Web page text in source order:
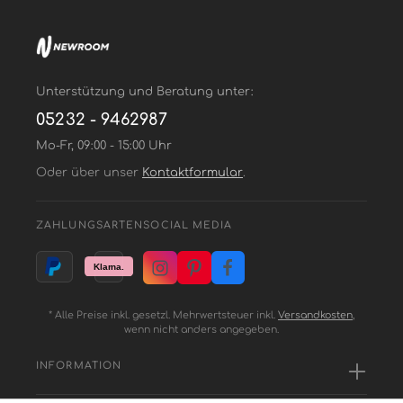
Unterstützung und Beratung unter:
05232 - 9462987
Mo-Fr, 09:00 - 15:00 Uhr
Oder über unser Kontaktformular.
ZAHLUNGSARTEN SOCIAL MEDIA
* Alle Preise inkl. gesetzl. Mehrwertsteuer inkl. Versandkosten,
wenn nicht anders angegeben.
INFORMATION